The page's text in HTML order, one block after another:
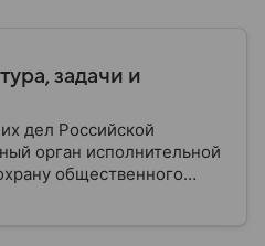
задачи и
дел Российской
орган исполнительной
общественного
обеспечение